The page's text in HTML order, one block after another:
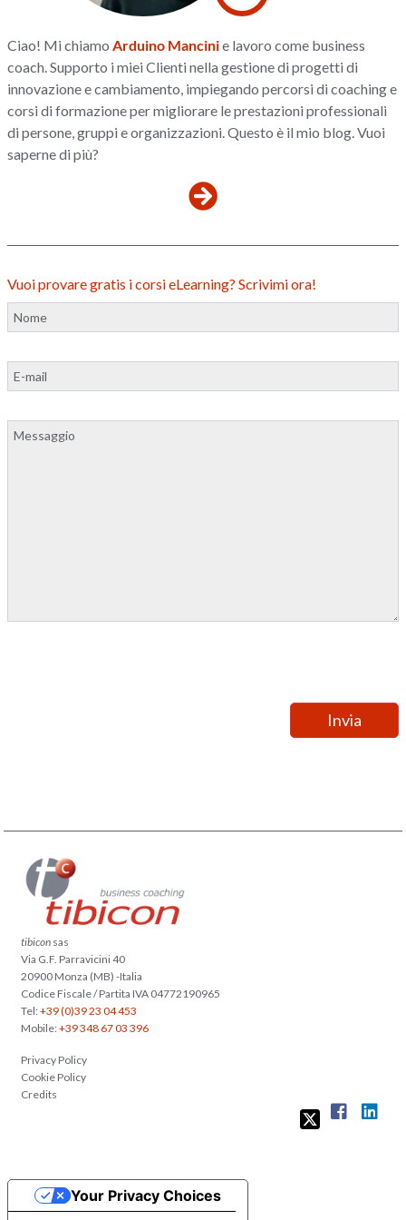
Ciao! Mi chiamo Arduino Mancinie lavoro come business
coach. Supporto i miei Clienti nella gestione di progetti di
innovazione e cambiamento, impiegando percorsi di coaching e
corsi di formazione per migliorare le prestazioni professionali
di persone, gruppi e organizzazioni. Questo è il mio blog. Vuoi
saperne di più?
Vuoi provare gratis i corsi eLearning? Scrivimi ora!
tibicon sas
Via G.F. Parravicini 40
20900 Monza (MB) -Italia
Codice Fiscale / Partita IVA 04772190965
Tel:+39 (0)39 23 04 453
Mobile:+39 348 67 03 396
Privacy Policy
Cookie Policy
Credits
Your Privacy Choices